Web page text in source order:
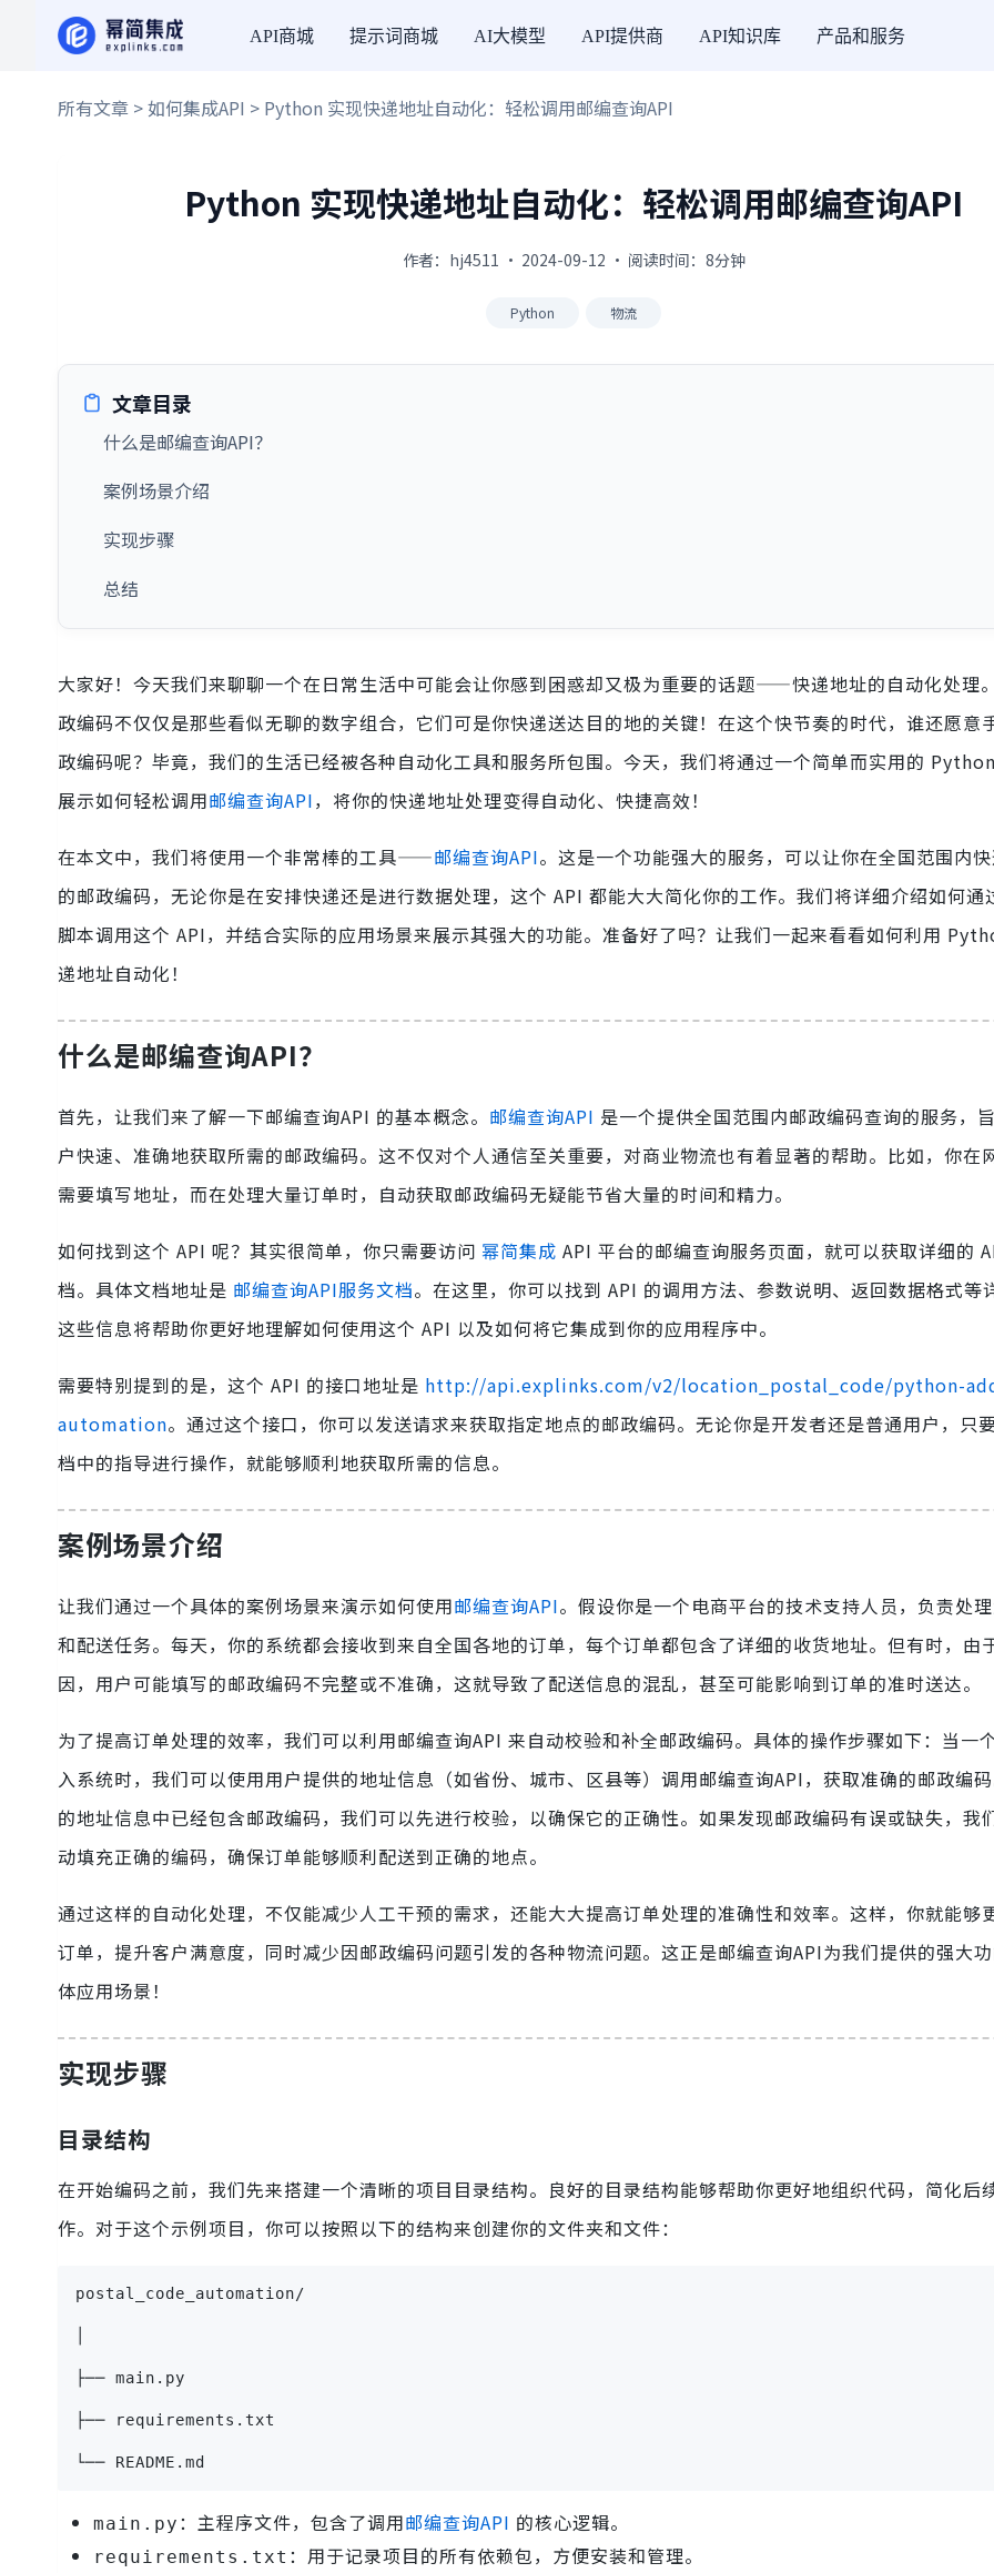
API商城 提示词商城 AI大模型 API提供商 API知识库 产品和服务
所有文章 >如何集成API > Python 实现快递地址自动化：轻松调用邮编查询API
Python 实现快递地址自动化：轻松调用邮编查询API
作者：hj4511 · 2024-09-12 · 阅读时间：8分钟
Python 物流
文章目录
什么是邮编查询API？
案例场景介绍
实现步骤
总结
大家好！今天我们来聊聊一个在日常生活中可能会让你感到困惑却又极为重要的话题——快递地址的自动化处理
政编码不仅仅是那些看似无聊的数字组合，它们可是你快递送达目的地的关键！在这个快节奏的时代，谁还愿意
政编码呢？毕竟，我们的生活已经被各种自动化工具和服务所包围。今天，我们将通过一个简单而实用的
展示如何轻松调用邮编查询API，将你的快递地址处理变得自动化、快捷高效！
在本文中，我们将使用一个非常棒的工具——邮编查询API。这是一个功能强大的服务，可以让你在全国范围内
的邮政编码，无论你是在安排快递还是进行数据处理，这个 API 都能大大简化你的工作。我们将详细介绍如何
脚本调用这个 API，并结合实际的应用场景来展示其强大的功能。准备好了吗？让我们一起来看看如何利用
递地址自动化！
什么是邮编查询API？
首先，让我们来了解一下邮编查询API 的基本概念。 邮编查询API 是一个提供全国范围内邮政编码查询的服务，
户快速、准确地获取所需的邮政编码。这不仅对个人通信至关重要，对商业物流也有着显著的帮助。比如，你在
需要填写地址，而在处理大量订单时，自动获取邮政编码无疑能节省大量的时间和精力。
如何找到这个 API 呢？其实很简单，你只需要访问 幂简集成 API 平台的邮编查询服务页面，就可以获取详细的
档。具体文档地址是 邮编查询API服务文档。在这里，你可以找到 API 的调用方法、参数说明、返回数据格式等
这些信息将帮助你更好地理解如何使用这个 API 以及如何将它集成到你的应用程序中。
需要特别提到的是，这个 API 的接口地址是 http://api.explinks.com/v2/location_postal_code/python-
automation。通过这个接口，你可以发送请求来获取指定地点的邮政编码。无论你是开发者还是普通用户，只
档中的指导进行操作，就能够顺利地获取所需的信息。
案例场景介绍
让我们通过一个具体的案例场景来演示如何使用邮编查询API。假设你是一个电商平台的技术支持人员，负责处
和配送任务。每天，你的系统都会接收到来自全国各地的订单，每个订单都包含了详细的收货地址。但有时，由
因，用户可能填写的邮政编码不完整或不准确，这就导致了配送信息的混乱，甚至可能影响到订单的准时送达。
为了提高订单处理的效率，我们可以利用邮编查询API 来自动校验和补全邮政编码。具体的操作步骤如下：当一
入系统时，我们可以使用用户提供的地址信息（如省份、城市、区县等）调用邮编查询API，获取准确的邮政编
的地址信息中已经包含邮政编码，我们可以先进行校验，以确保它的正确性。如果发现邮政编码有误或缺失，我
动填充正确的编码，确保订单能够顺利配送到正确的地点。
通过这样的自动化处理，不仅能减少人工干预的需求，还能大大提高订单处理的准确性和效率。这样，你就能够
订单，提升客户满意度，同时减少因邮政编码问题引发的各种物流问题。这正是邮编查询API为我们提供的强大
体应用场景！
实现步骤
目录结构
在开始编码之前，我们先来搭建一个清晰的项目目录结构。良好的目录结构能够帮助你更好地组织代码，简化后
作。对于这个示例项目，你可以按照以下的结构来创建你的文件夹和文件：
postal_code_automation/
├── main.py
├── requirements.txt
└── README.md
main.py ：主程序文件，包含了调用邮编查询API 的核心逻辑。
requirements.txt ：用于记录项目的所有依赖包，方便安装和管理。